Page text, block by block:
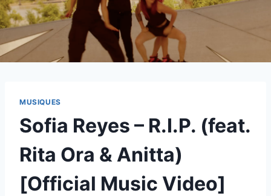
MUSIQUES
Sofia Reyes – R.I.P. (feat.
Rita Ora & Anitta)
[Official Music Video]